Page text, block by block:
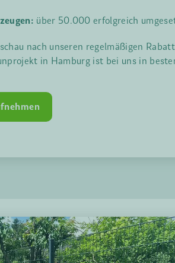
über 50.000 erfolgreich
nach unseren regelmäßigen
in Hamburg ist bei uns in